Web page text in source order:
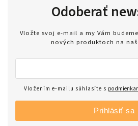
Odoberať
Vložte svoj e-mail a my Vám
nových produktoch na
Vložením e-mailu súhlasíte s
Prihlásiť sa